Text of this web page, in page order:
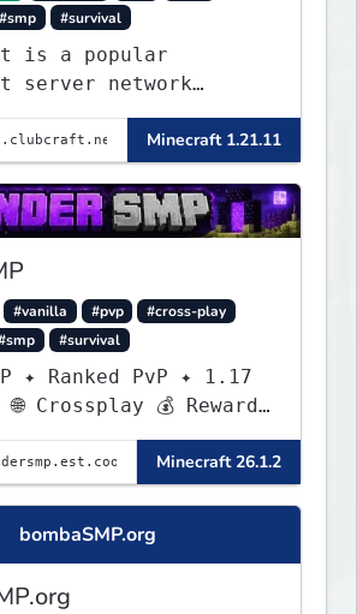
#smp #survival
is a popular
server network
Survival,
FFA BoxPVP,
KitPVP and many
Minecraft 1.21.11
#vanilla #pvp
#cross-play
#survival
✦ Ranked PvP ✦ 1.17
💰 Rewards
Gear
Minecraft 26.1.2
bombaSMP.org